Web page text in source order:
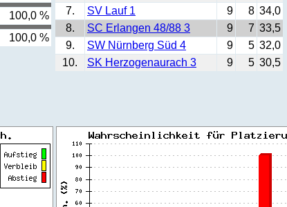
100,0 %
100,0 %
7.
SV Lauf 1 9 8 34,0
8.
SC Erlangen 48/88 3 9 7 33,5
9.
SW Nürnberg Süd 4 9 5 32,0
10.
SK Herzogenaurach 3 9 5 30,5